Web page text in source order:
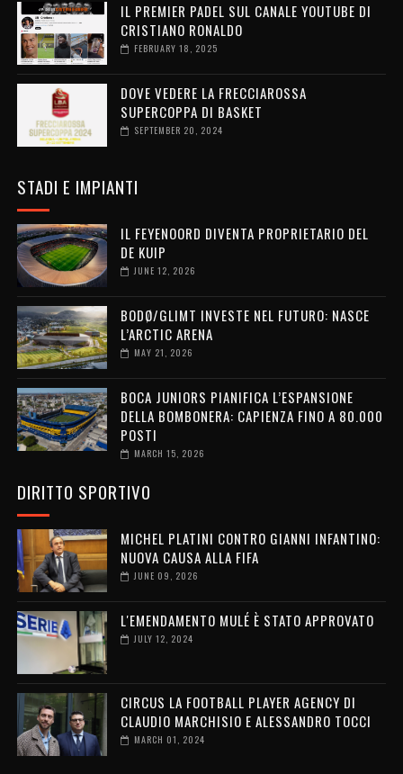
IL PREMIER PADEL SUL CANALE YOUTUBE DI
CRISTIANO RONALDO
FEBRUARY 18, 2025
DOVE VEDERE LA FRECCIAROSSA
SUPERCOPPA DI BASKET
SEPTEMBER 20, 2024
STADI E IMPIANTI
IL FEYENOORD DIVENTA PROPRIETARIO DEL
DE KUIP
JUNE 12, 2026
BODØ/GLIMT INVESTE NEL FUTURO: NASCE
L’ARCTIC ARENA
MAY 21, 2026
BOCA JUNIORS PIANIFICA L’ESPANSIONE
DELLA BOMBONERA: CAPIENZA FINO A 80.000
POSTI
MARCH 15, 2026
DIRITTO SPORTIVO
MICHEL PLATINI CONTRO GIANNI INFANTINO:
NUOVA CAUSA ALLA FIFA
JUNE 09, 2026
L'EMENDAMENTO MULÉ È STATO APPROVATO
JULY 12, 2024
CIRCUS LA FOOTBALL PLAYER AGENCY DI
CLAUDIO MARCHISIO E ALESSANDRO TOCCI
MARCH 01, 2024